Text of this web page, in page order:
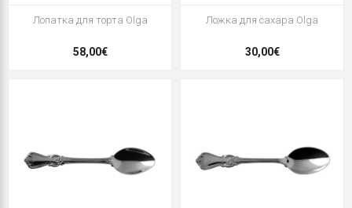
Лопатка для торта Olga
58,00€
Ложка для сахара Olga
30,00€